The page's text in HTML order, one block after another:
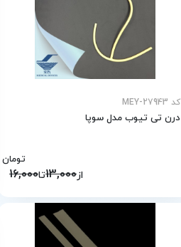
کد MEY-27943
درن تی تیوب مدل سوپا
از13,000تا16,000
تومان